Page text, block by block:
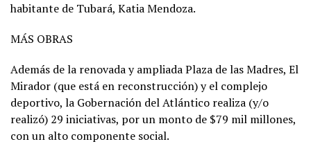
habitante de Tubará, Katia Mendoza.
MÁS OBRAS
Además de la renovada y ampliada Plaza de las Madres, El
Mirador (que está en reconstrucción) y el complejo
deportivo, la Gobernación del Atlántico realiza (y/o
realizó) 29 iniciativas, por un monto de $79 mil millones,
con un alto componente social.